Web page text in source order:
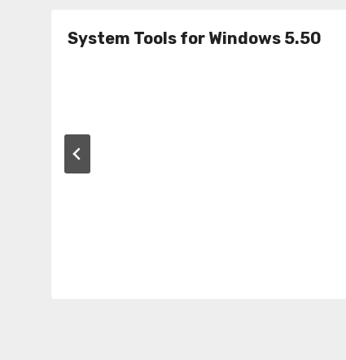
System Tools for Windows 5.50